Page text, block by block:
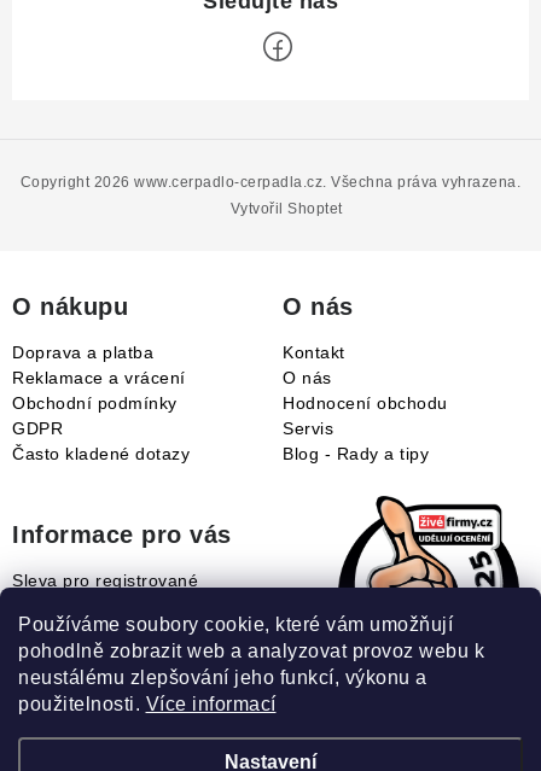
Používáme soubory cookie, které vám umožňují
pohodlně zobrazit web a analyzovat provoz webu k
neustálému zlepšování jeho funkcí, výkonu a
použitelnosti. Více informací
Nastavení
Vytvořil Shoptet
Copyright 2026www.cerpadlo-cerpadla.cz. Všechna práva vyhrazena.
O nákupu
Doprava a platba
Reklamace a vrácení
Obchodní podmínky
GDPR
Často kladené dotazy
O nás
Kontakt
O nás
Hodnocení obchodu
Servis
Blog - Rady a tipy
Informace pro vás
Sleva pro registrované
Jak uplatnit slevový kupón?
Jak nakupovat?
Slovník pojmů